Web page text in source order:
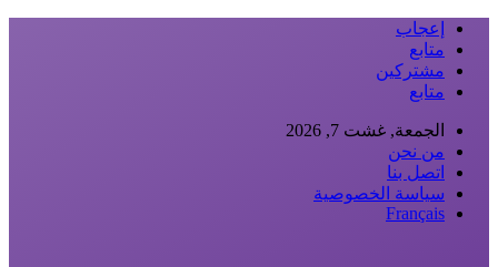
إعجاب
متابع
مشتركين
متابع
الجمعة, غشت 7, 2026
من نحن
اتصل بنا
سياسة الخصوصية
Français